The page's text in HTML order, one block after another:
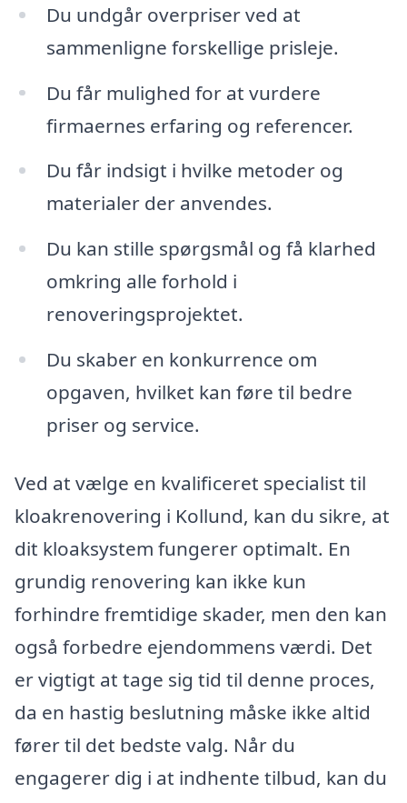
Du undgår overpriser ved at
sammenligne forskellige prisleje.
Du får mulighed for at vurdere
firmaernes erfaring og referencer.
Du får indsigt i hvilke metoder og
materialer der anvendes.
Du kan stille spørgsmål og få klarhed
omkring alle forhold i
renoveringsprojektet.
Du skaber en konkurrence om
opgaven, hvilket kan føre til bedre
priser og service.
Ved at vælge en kvalificeret specialist til
kloakrenovering i Kollund, kan du sikre, at
dit kloaksystem fungerer optimalt. En
grundig renovering kan ikke kun
forhindre fremtidige skader, men den kan
også forbedre ejendommens værdi. Det
er vigtigt at tage sig tid til denne proces,
da en hastig beslutning måske ikke altid
fører til det bedste valg. Når du
engagerer dig i at indhente tilbud, kan du